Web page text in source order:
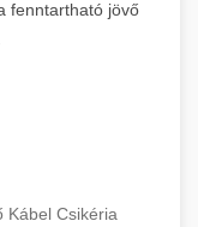
fenntartható jövő
Kábel Csikéria